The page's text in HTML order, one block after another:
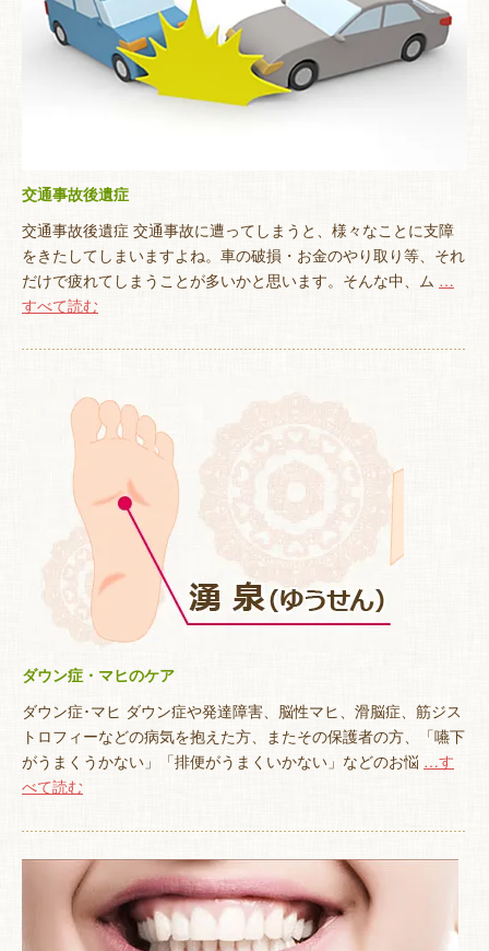
交通事故後遺症
交通事故後遺症 交通事故に遭ってしまうと、様々なことに支障
をきたしてしまいますよね。車の破損・お金のやり取り等、それ
だけで疲れてしまうことが多いかと思います。そんな中、ム …
すべて読む
ダウン症・マヒのケア
ダウン症･マヒ ダウン症や発達障害、脳性マヒ、滑脳症、筋ジス
トロフィーなどの病気を抱えた方、またその保護者の方、「嚥下
がうまくうかない」「排便がうまくいかない」などのお悩 …す
べて読む